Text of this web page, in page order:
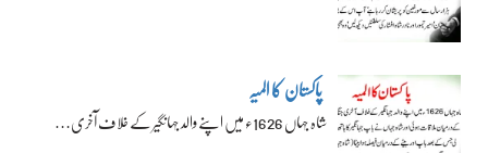
پاکستان کا المیہ
شاہ جہاں 1626ء میں اپنے والد جہانگیر کے خلاف آخری…